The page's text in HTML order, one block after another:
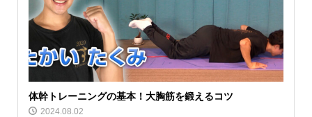
体幹トレーニングの基本！大胸筋を鍛えるコツ
2024.08.02